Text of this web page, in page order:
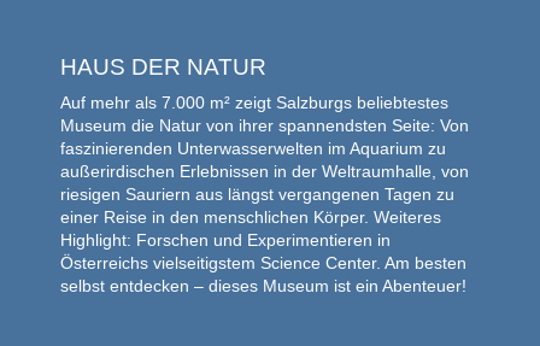
HAUS DER NATUR
Auf mehr als 7.000 m² zeigt Salzburgs beliebtestes
Museum die Natur von ihrer spannendsten Seite: Von
faszinierenden Unterwasserwelten im Aquarium zu
außerirdischen Erlebnissen in der Weltraumhalle, von
riesigen Sauriern aus längst vergangenen Tagen zu
einer Reise in den menschlichen Körper. Weiteres
Highlight: Forschen und Experimentieren in
Österreichs vielseitigstem Science Center. Am besten
selbst entdecken – dieses Museum ist ein Abenteuer!